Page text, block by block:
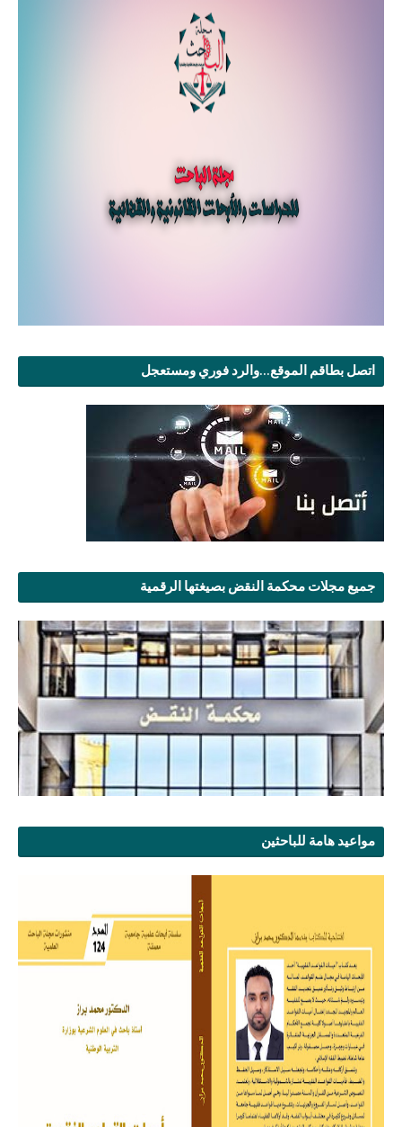
اتصل بطاقم الموقع...والرد فوري ومستعجل
جميع مجلات محكمة النقض بصيغتها الرقمية
مواعيد هامة للباحثين